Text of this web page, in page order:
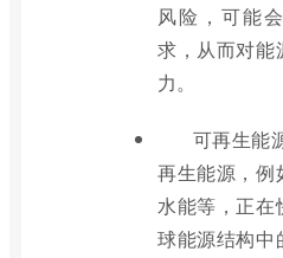
风险，可能
求，从而对能
力。
可再生能
再生能源，例
水能等，正在
球能源结构中